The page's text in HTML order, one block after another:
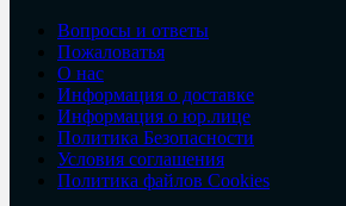
Вопросы и ответы
Пожаловатья
О нас
Информация о доставке
Информация о юр.лице
Политика Безопасности
Условия соглашения
Политика файлов Cookies